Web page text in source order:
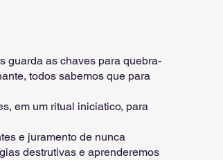
guarda as chaves para quebra-
todos sabemos que para
em um ritual iniciatico, para
e juramento de nunca
destrutivas e aprenderemos